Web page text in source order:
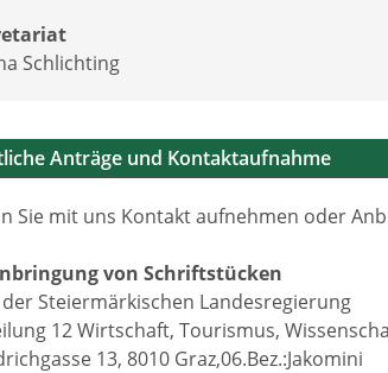
Schlichting
Anträge und Kontaktaufnahme
Sie mit uns Kontakt aufnehmen oder
von Schriftstücken
Steiermärkischen Landesregierung
12 Wirtschaft, Tourismus,
13, 8010 Graz,06.Bez.:Jakomini